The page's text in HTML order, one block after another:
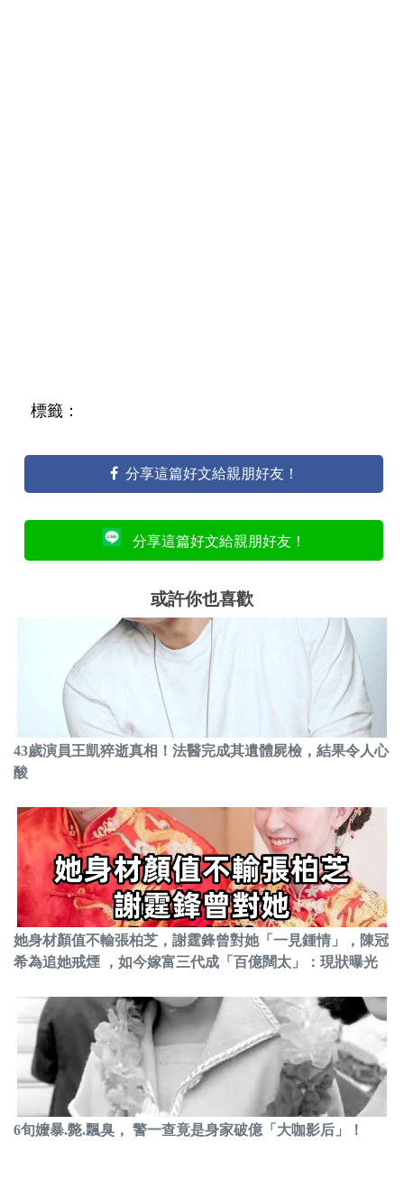
標籤：
分享這篇好文給親朋好友！
分享這篇好文給親朋好友！
或許你也喜歡
43歲演員王凱猝逝真相！法醫完成其遺體屍檢，結果令人心
酸
她身材顏值不輸張柏芝，謝霆鋒曾對她「一見鍾情」，陳冠
希為追她戒煙 ，如今嫁富三代成「百億闊太」：現狀曝光
6旬嬤暴.斃.飄臭， 警一查竟是身家破億「大咖影后」！